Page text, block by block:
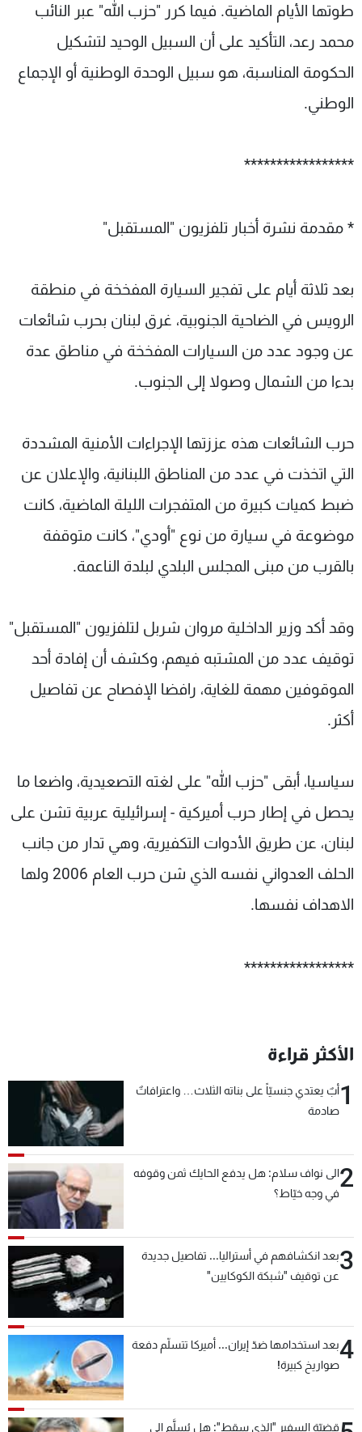
طوتها الأيام الماضية. فيما كرر "حزب الله" عبر النائب
محمد رعد، التأكيد على أن السبيل الوحيد لتشكيل
الحكومة المناسبة، هو سبيل الوحدة الوطنية أو الإجماع
الوطني.
*****************
* مقدمة نشرة أخبار تلفزيون "المستقبل"
بعد ثلاثة أيام على تفجير السيارة المفخخة في منطقة
الرويس في الضاحية الجنوبية، غرق لبنان بحرب شائعات
عن وجود عدد من السيارات المفخخة في مناطق عدة
بدءا من الشمال وصولا إلى الجنوب.
حرب الشائعات هذه عززتها الإجراءات الأمنية المشددة
التي اتخذت في عدد من المناطق اللبنانية، والإعلان عن
ضبط كميات كبيرة من المتفجرات الليلة الماضية، كانت
موضوعة في سيارة من نوع "أودي"، كانت متوقفة
بالقرب من مبنى المجلس البلدي لبلدة الناعمة.
وقد أكد وزير الداخلية مروان شربل لتلفزيون "المستقبل"
توقيف عدد من المشتبه فيهم، وكشف أن إفادة أحد
الموقوفين مهمة للغاية، رافضا الإفصاح عن تفاصيل
أكثر.
سياسيا، أبقى "حزب الله" على لغته التصعيدية، واضعا ما
يحصل في إطار حرب أميركية - إسرائيلية عربية تشن على
لبنان، عن طريق الأدوات التكفيرية، وهي تدار من جانب
الحلف العدواني نفسه الذي شن حرب العام 2006 ولها
الاهداف نفسها.
*****************
الأكثر قراءة
1أبٌ يعتدي جنسيّاً على بناته الثلاث… واعترافاتٌ
صادمة
2الى نواف سلام: هل يدفع الحايك ثمن وقوفه
في وجه خيّاط؟
3بعد انكشافهم في أستراليا... تفاصيل جديدة
عن توقيف "شبكة الكوكايين"
4بعد استخدامها ضدّ إيران... أميركا تتسلّم دفعة
صواريخ كبيرة!
قضيّة السفير "الذي سقط": هل يُسلَّم إلى